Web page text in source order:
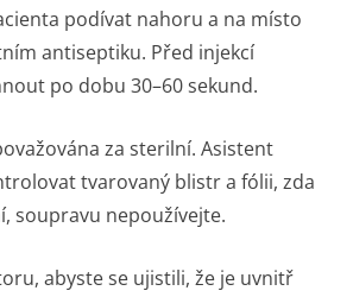
podívat nahoru a na místo
antiseptiku. Před injekcí
po dobu 30–60 sekund.
za sterilní. Asistent
tvarovaný blistr a fólii, zda
soupravu nepoužívejte.
abyste se ujistili, že je uvnitř